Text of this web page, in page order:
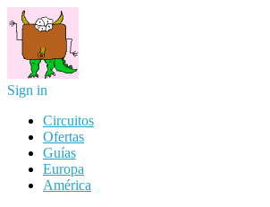
Sign in
Circuitos
Ofertas
Guías
Europa
América